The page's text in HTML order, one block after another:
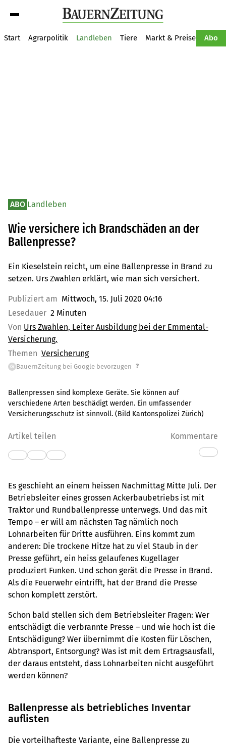
Start Agrarpolitik Landleben Tiere Markt & Preise Abo
ABO Landleben
Wie versichere ich Brandschäden an der
Ballenpresse?
Ein Kieselstein reicht, um eine Ballenpresse in Brand zu
setzen. Urs Zwahlen erklärt, wie man sich versichert.
Publiziert am Mittwoch, 15. Juli 2020 04:16
Lesedauer 2 Minuten
Von Urs Zwahlen, Leiter Ausbildung bei der Emmental-
Versicherung.
Themen Versicherung
G BauernZeitung bei Google bevorzugen ?
Ballenpressen sind komplexe Geräte. Sie können auf
verschiedene Arten beschädigt werden. Ein umfassender
Versicherungsschutz ist sinnvoll. (Bild Kantonspolizei Zürich)
Artikel teilen Kommentare
Es geschieht an einem heissen Nachmittag Mitte Juli. Der
Betriebsleiter eines grossen Ackerbaubetriebs ist mit
Traktor und Rundballenpresse unterwegs. Und das mit
Tempo – er will am nächsten Tag nämlich noch
Lohnarbeiten für Dritte ausführen. Eins kommt zum
anderen: Die trockene Hitze hat zu viel Staub in der
Presse geführt, ein heiss gelaufenes Kugellager
produziert Funken. Und schon gerät die Presse in Brand.
Als die Feuerwehr eintrifft, hat der Brand die Presse
schon komplett zerstört.
Schon bald stellen sich dem Betriebsleiter Fragen: Wer
entschädigt die verbrannte Presse – und wie hoch ist die
Entschädigung? Wer übernimmt die Kosten für Löschen,
Abtransport, Entsorgung? Was ist mit dem Ertragsausfall,
der daraus entsteht, dass Lohnarbeiten nicht ausgeführt
werden können?
Ballenpresse als betriebliches Inventar
auflisten
Die vorteilhafteste Variante, eine Ballenpresse zu